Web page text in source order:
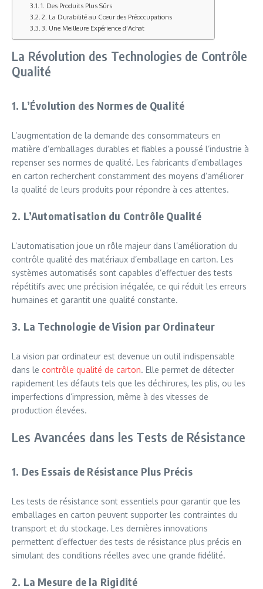
1. Des Produits Plus Sûrs
2. La Durabilité au Cœur des Préoccupations
3. Une Meilleure Expérience d’Achat
La Révolution des Technologies de Contrôle
Qualité
1. L’Évolution des Normes de Qualité
L’augmentation de la demande des consommateurs en
matière d’emballages durables et fiables a poussé l’industrie à
repenser ses normes de qualité. Les fabricants d’emballages
en carton recherchent constamment des moyens d’améliorer
la qualité de leurs produits pour répondre à ces attentes.
2. L’Automatisation du Contrôle Qualité
L’automatisation joue un rôle majeur dans l’amélioration du
contrôle qualité des matériaux d’emballage en carton. Les
systèmes automatisés sont capables d’effectuer des tests
répétitifs avec une précision inégalée, ce qui réduit les erreurs
humaines et garantit une qualité constante.
3. La Technologie de Vision par Ordinateur
La vision par ordinateur est devenue un outil indispensable
dans le contrôle qualité de carton. Elle permet de détecter
rapidement les défauts tels que les déchirures, les plis, ou les
imperfections d’impression, même à des vitesses de
production élevées.
Les Avancées dans les Tests de Résistance
1. Des Essais de Résistance Plus Précis
Les tests de résistance sont essentiels pour garantir que les
emballages en carton peuvent supporter les contraintes du
transport et du stockage. Les dernières innovations
permettent d’effectuer des tests de résistance plus précis en
simulant des conditions réelles avec une grande fidélité.
2. La Mesure de la Rigidité